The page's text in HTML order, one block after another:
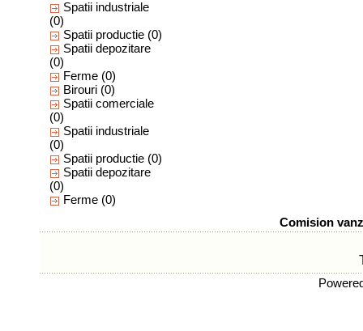
Spatii industriale
(0)
Spatii productie (0)
Spatii depozitare
(0)
Ferme (0)
Birouri (0)
Spatii comerciale
(0)
Spatii industriale
(0)
Spatii productie (0)
Spatii depozitare
(0)
Ferme (0)
Comision